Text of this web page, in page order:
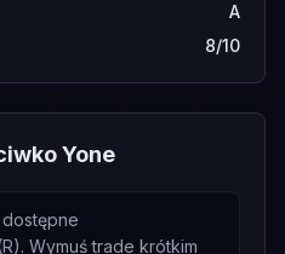
A
8/10
Yone
Wymuś trade krótkim